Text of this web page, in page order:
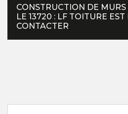
CONSTRUCTION DE
LE 13720 : LF TOITURE
CONTACTER